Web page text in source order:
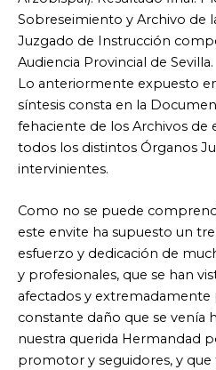
Sobreseimiento y Archivo de
Juzgado de Instrucción
Audiencia Provincial de Sevilla.
Lo anteriormente expuesto
síntesis consta en la
fehaciente de los Archivos de
todos los distintos Órganos
intervinientes.
Como no se puede
este envite ha supuesto un
esfuerzo y dedicación de
y profesionales, que se han
afectados y
constante daño que se venía
nuestra querida Hermandad
promotor y seguidores, y que